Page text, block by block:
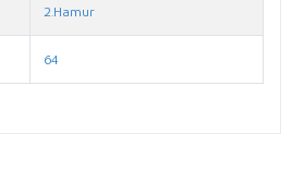
2.Hamur
64